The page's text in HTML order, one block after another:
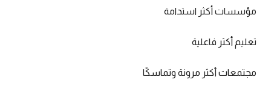
مؤسسات أكثر استدامة
تعليم أكثر فاعلية
مجتمعات أكثر مرونة وتماسكًا